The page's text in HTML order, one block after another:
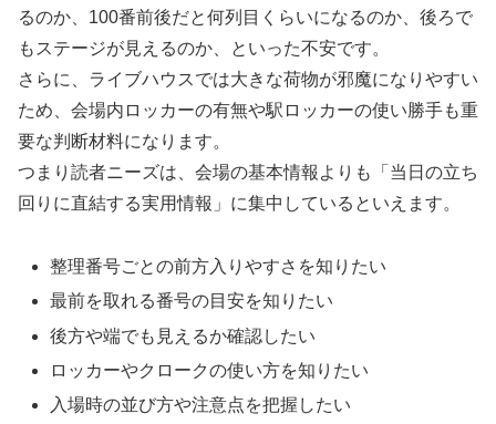
るのか、100番前後だと何列目くらいになるのか、後ろで
もステージが見えるのか、といった不安です。
さらに、ライブハウスでは大きな荷物が邪魔になりやすい
ため、会場内ロッカーの有無や駅ロッカーの使い勝手も重
要な判断材料になります。
つまり読者ニーズは、会場の基本情報よりも「当日の立ち
回りに直結する実用情報」に集中しているといえます。
整理番号ごとの前方入りやすさを知りたい
最前を取れる番号の目安を知りたい
後方や端でも見えるか確認したい
ロッカーやクロークの使い方を知りたい
入場時の並び方や注意点を把握したい